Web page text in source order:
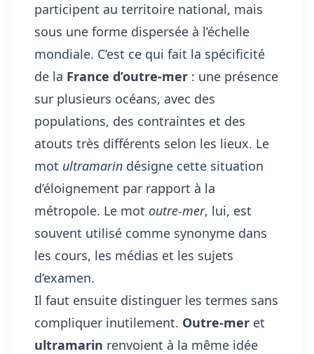
participent au territoire national, mais
sous une forme dispersée à l’échelle
mondiale. C’est ce qui fait la spécificité
de la France d’outre-mer : une présence
sur plusieurs océans, avec des
populations, des contraintes et des
atouts très différents selon les lieux. Le
mot ultramarin désigne cette situation
d’éloignement par rapport à la
métropole. Le mot outre-mer, lui, est
souvent utilisé comme synonyme dans
les cours, les médias et les sujets
d’examen.
Il faut ensuite distinguer les termes sans
compliquer inutilement. Outre-mer et
ultramarin renvoient à la même idée